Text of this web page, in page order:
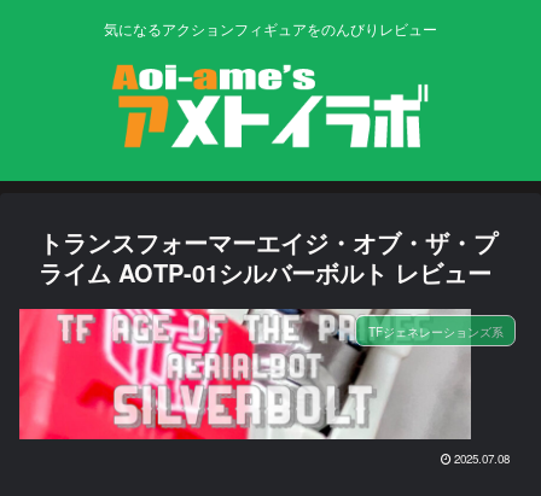
気になるアクションフィギュアをのんびりレビュー
トランスフォーマーエイジ・オブ・ザ・プ
ライム AOTP-01シルバーボルト レビュー
TFジェネレーションズ系
2025.07.08